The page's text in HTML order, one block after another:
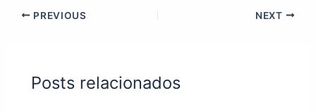
PREVIOUS NEXT
Posts relacionados